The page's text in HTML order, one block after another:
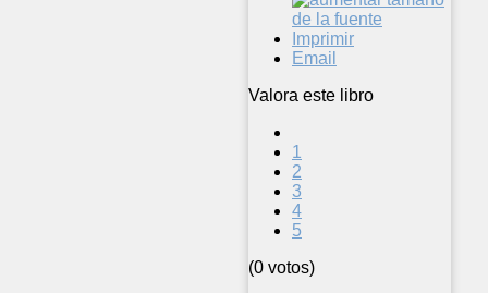
Imprimir
Email
Valora este libro
1
2
3
4
5
(0 votos)